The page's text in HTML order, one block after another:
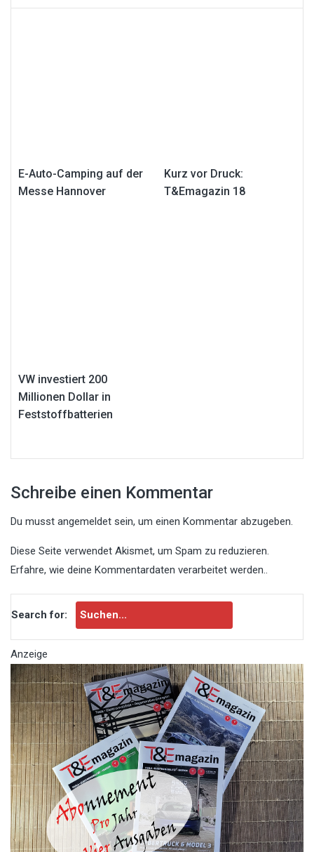
E-Auto-Camping auf der
Messe Hannover
Kurz vor Druck:
T&Emagazin 18
VW investiert 200
Millionen Dollar in
Feststoffbatterien
Schreibe einen Kommentar
Du musst angemeldet sein, um einen Kommentar abzugeben.
Diese Seite verwendet Akismet, um Spam zu reduzieren.
Erfahre, wie deine Kommentardaten verarbeitet werden..
Search for:
Anzeige